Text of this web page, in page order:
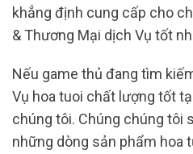
khẳng định cung cấp cho
& Thương Mại dịch Vụ tốt
Nếu game thủ đang tìm
Vụ hoa tuoi chất lượng tốt
chúng tôi. Chúng chúng tôi
những dòng sản phẩm hoa